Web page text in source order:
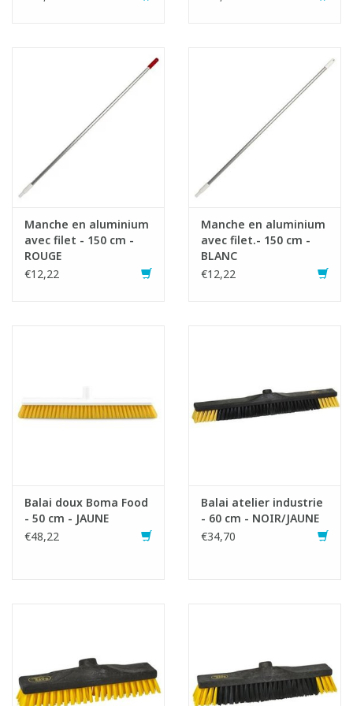
Manche en aluminium
avec filet - 150 cm -
ROUGE
€12,22
Manche en aluminium
avec filet.- 150 cm -
BLANC
€12,22
Balai doux Boma Food
- 50 cm - JAUNE
€48,22
Balai atelier industrie
- 60 cm - NOIR/JAUNE
€34,70